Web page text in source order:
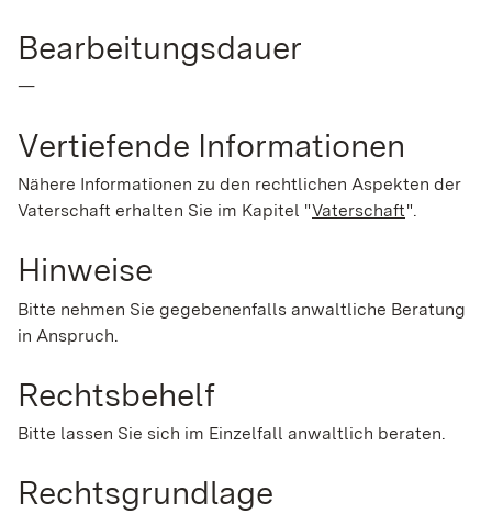
Bearbeitungsdauer
—
Vertiefende Informationen
Nähere Informationen zu den rechtlichen Aspekten der
Vaterschaft erhalten Sie im Kapitel "Vaterschaft".
Hinweise
Bitte nehmen Sie gegebenenfalls anwaltliche Beratung
in Anspruch.
Rechtsbehelf
Bitte lassen Sie sich im Einzelfall anwaltlich beraten.
Rechtsgrundlage